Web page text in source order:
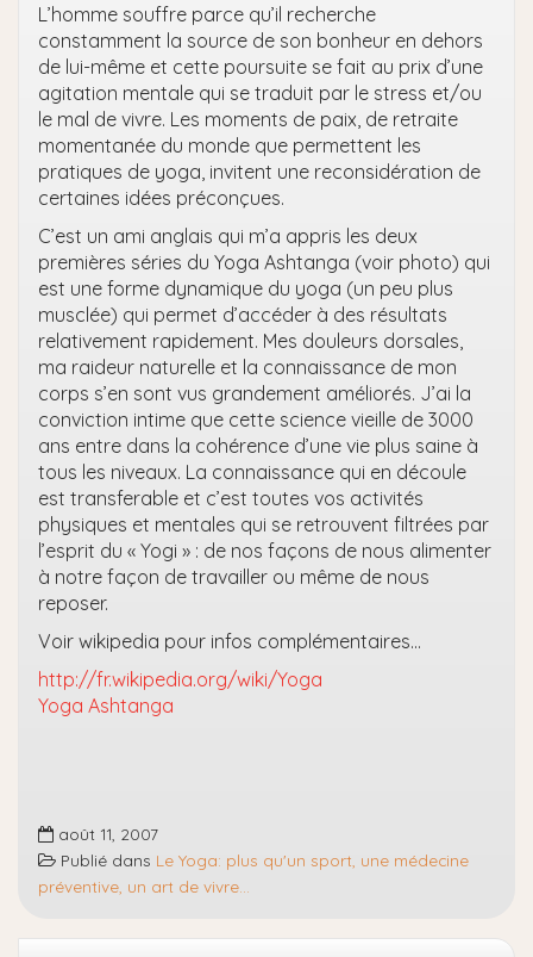
L’homme souffre parce qu’il recherche
constamment la source de son bonheur en dehors
de lui-même et cette poursuite se fait au prix d’une
agitation mentale qui se traduit par le stress et/ou
le mal de vivre. Les moments de paix, de retraite
momentanée du monde que permettent les
pratiques de yoga, invitent une reconsidération de
certaines idées préconçues.
C’est un ami anglais qui m’a appris les deux
premières séries du Yoga Ashtanga (voir photo) qui
est une forme dynamique du yoga (un peu plus
musclée) qui permet d’accéder à des résultats
relativement rapidement. Mes douleurs dorsales,
ma raideur naturelle et la connaissance de mon
corps s’en sont vus grandement améliorés. J’ai la
conviction intime que cette science vieille de 3000
ans entre dans la cohérence d’une vie plus saine à
tous les niveaux. La connaissance qui en découle
est transferable et c’est toutes vos activités
physiques et mentales qui se retrouvent filtrées par
l’esprit du « Yogi » : de nos façons de nous alimenter
à notre façon de travailler ou même de nous
reposer.
Voir wikipedia pour infos complémentaires…
http://fr.wikipedia.org/wiki/Yoga
Yoga Ashtanga
août 11, 2007
Publié dans Le Yoga: plus qu'un sport, une médecine
préventive, un art de vivre...